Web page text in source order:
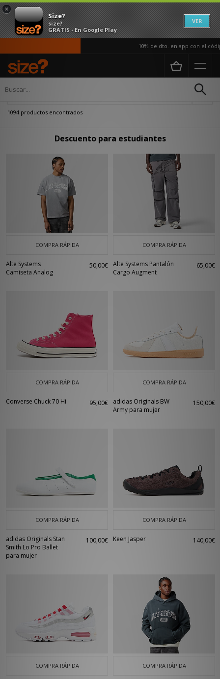
×
Size?
size?
GRATIS - En Google Play
VER
10% de dto. en app con el código
Página principal
1094 productos encontrados
Descuento para estudiantes
COMPRA RÁPIDA
Alte Systems
Camiseta Analog
50,00€
COMPRA RÁPIDA
Alte Systems Pantalón
Cargo Augment
65,00€
COMPRA RÁPIDA
Converse Chuck 70 Hi 95,00€
COMPRA RÁPIDA
adidas Originals BW
Army para mujer
150,00€
COMPRA RÁPIDA
adidas Originals Stan
Smith Lo Pro Ballet
para mujer
100,00€
COMPRA RÁPIDA
Keen Jasper 140,00€
COMPRA RÁPIDA COMPRA RÁPIDA